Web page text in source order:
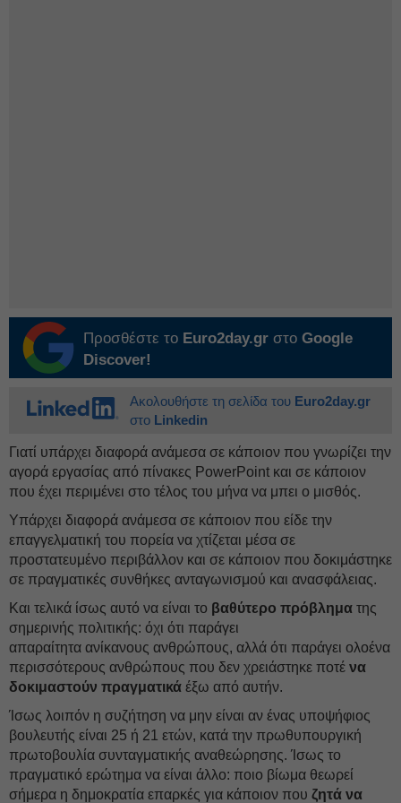
Προσθέστε το Euro2day.gr στο Google
Discover!
Ακολουθήστε τη σελίδα του Euro2day.gr
στο Linkedin
Γιατί υπάρχει διαφορά ανάμεσα σε κάποιον που γνωρίζει την
αγορά εργασίας από πίνακες PowerPoint και σε κάποιον
που έχει περιμένει στο τέλος του μήνα να μπει ο μισθός.
Υπάρχει διαφορά ανάμεσα σε κάποιον που είδε την
επαγγελματική του πορεία να χτίζεται μέσα σε
προστατευμένο περιβάλλον και σε κάποιον που δοκιμάστηκε
σε πραγματικές συνθήκες ανταγωνισμού και ανασφάλειας.
Και τελικά ίσως αυτό να είναι το βαθύτερο πρόβλημα της
σημερινής πολιτικής: όχι ότι παράγει
απαραίτητα ανίκανους ανθρώπους, αλλά ότι παράγει ολοένα
περισσότερους ανθρώπους που δεν χρειάστηκε ποτέ να
δοκιμαστούν πραγματικά έξω από αυτήν.
Ίσως λοιπόν η συζήτηση να μην είναι αν ένας υποψήφιος
βουλευτής είναι 25 ή 21 ετών, κατά την πρωθυπουργική
πρωτοβουλία συνταγματικής αναθεώρησης. Ίσως το
πραγματικό ερώτημα να είναι άλλο: ποιο βίωμα θεωρεί
σήμερα η δημοκρατία επαρκές για κάποιον που ζητά να